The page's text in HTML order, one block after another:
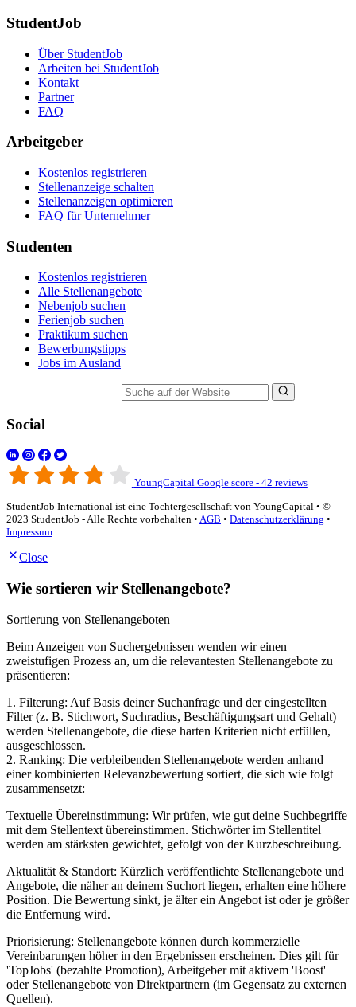
StudentJob
Über StudentJob
Arbeiten bei StudentJob
Kontakt
Partner
FAQ
Arbeitgeber
Kostenlos registrieren
Stellenanzeige schalten
Stellenanzeigen optimieren
FAQ für Unternehmer
Studenten
Kostenlos registrieren
Alle Stellenangebote
Nebenjob suchen
Ferienjob suchen
Praktikum suchen
Bewerbungstipps
Jobs im Ausland
Social
YoungCapital Google score - 42 reviews
StudentJob International ist eine Tochtergesellschaft von YoungCapital • ©
2023 StudentJob - Alle Rechte vorbehalten • AGB • Datenschutzerklärung •
Impressum
Close
Wie sortieren wir Stellenangebote?
Sortierung von Stellenangeboten
Beim Anzeigen von Suchergebnissen wenden wir einen
zweistufigen Prozess an, um die relevantesten Stellenangebote zu
präsentieren:
1. Filterung: Auf Basis deiner Suchanfrage und der eingestellten
Filter (z. B. Stichwort, Suchradius, Beschäftigungsart und Gehalt)
werden Stellenangebote, die diese harten Kriterien nicht erfüllen,
ausgeschlossen.
2. Ranking: Die verbleibenden Stellenangebote werden anhand
einer kombinierten Relevanzbewertung sortiert, die sich wie folgt
zusammensetzt:
Textuelle Übereinstimmung: Wir prüfen, wie gut deine Suchbegriffe
mit dem Stellentext übereinstimmen. Stichwörter im Stellentitel
werden am stärksten gewichtet, gefolgt von der Kurzbeschreibung.
Aktualität & Standort: Kürzlich veröffentlichte Stellenangebote und
Angebote, die näher an deinem Suchort liegen, erhalten eine höhere
Position. Die Bewertung sinkt, je älter ein Angebot ist oder je größer
die Entfernung wird.
Priorisierung: Stellenangebote können durch kommerzielle
Vereinbarungen höher in den Ergebnissen erscheinen. Dies gilt für
'TopJobs' (bezahlte Promotion), Arbeitgeber mit aktivem 'Boost'
oder Stellenangebote von Direktpartnern (im Gegensatz zu externen
Quellen).